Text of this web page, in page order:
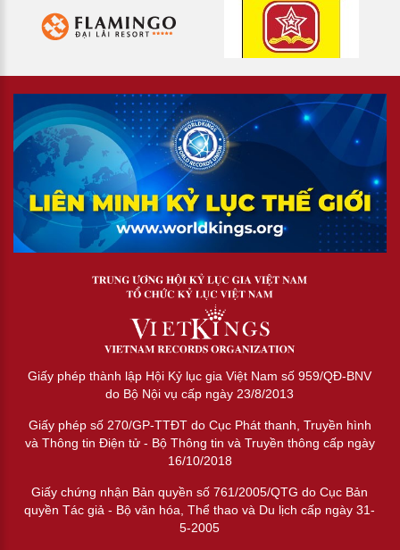
Giấy phép thành lập Hội Kỷ lục gia Việt Nam số 959/QĐ-BNV
do Bộ Nội vụ cấp ngày 23/8/2013
Giấy phép số 270/GP-TTĐT do Cục Phát thanh, Truyền hình
và Thông tin Điện tử - Bộ Thông tin và Truyền thông cấp ngày
16/10/2018
Giấy chứng nhận Bản quyền số 761/2005/QTG do Cục Bản
quyền Tác giả - Bộ văn hóa, Thể thao và Du lịch cấp ngày 31-
5-2005